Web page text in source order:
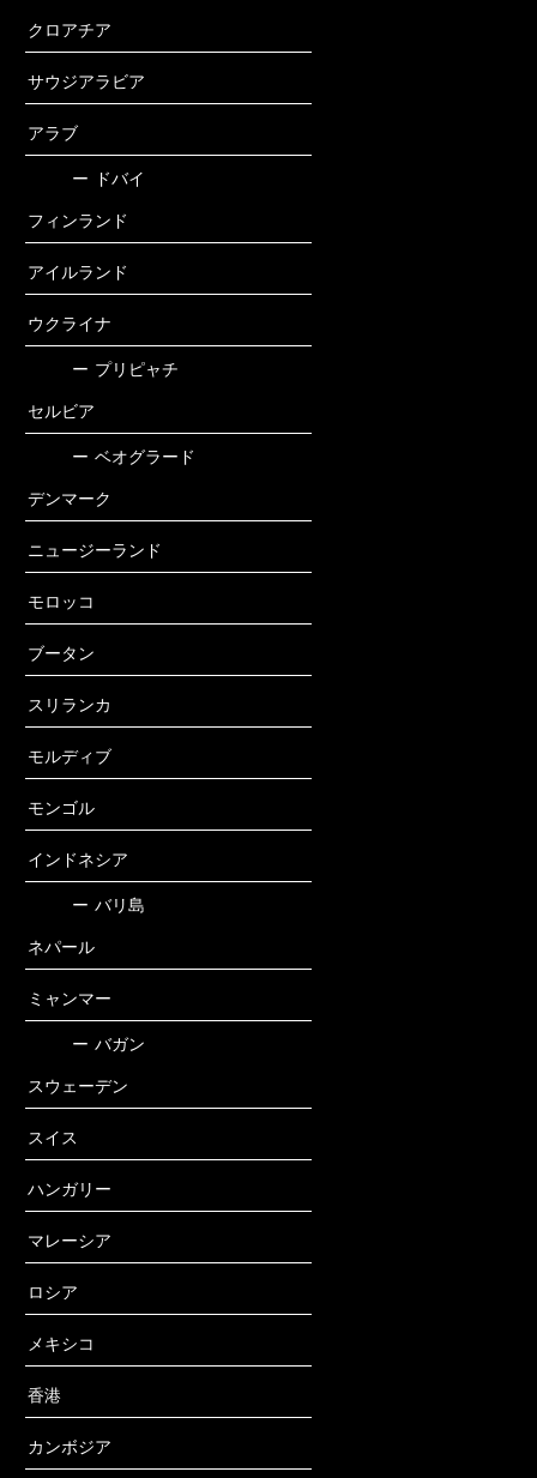
クロアチア
サウジアラビア
アラブ
ー ドバイ
フィンランド
アイルランド
ウクライナ
ー プリピャチ
セルビア
ー ベオグラード
デンマーク
ニュージーランド
モロッコ
ブータン
スリランカ
モルディブ
モンゴル
インドネシア
ー バリ島
ネパール
ミャンマー
ー バガン
スウェーデン
スイス
ハンガリー
マレーシア
ロシア
メキシコ
香港
カンボジア